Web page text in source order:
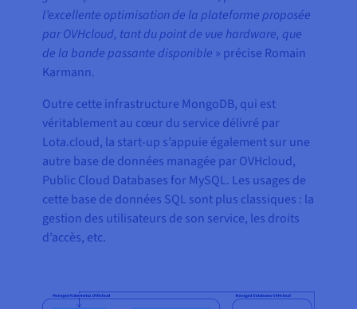
l’excellente optimisation de la plateforme proposée
par OVHcloud, tant du point de vue hardware, que
de la bande passante disponible » précise Romain
Karmann.
Outre cette infrastructure MongoDB, qui est
véritablement au cœur du service délivré par
Lota.cloud, la start-up s’appuie également sur une
autre base de données managée par OVHcloud,
Public Cloud Databases for MySQL. Les usages de
cette base de données SQL sont plus classiques : la
gestion des utilisateurs de son service, les droits
d’accès, etc.